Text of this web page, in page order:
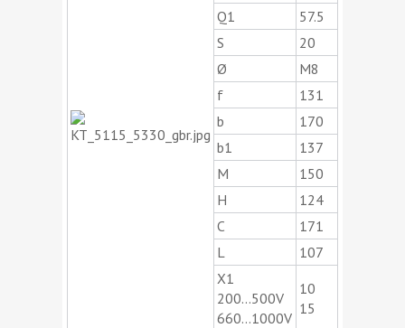
Q1
57.5
S
20
Ø
М8
f
131
b
170
b1
137
M
150
H
124
C
171
L
107
X1
200...500V
660...1000V
10
15